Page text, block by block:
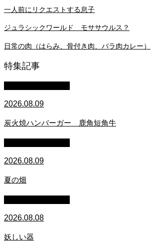
一人前にリクエストする息子
ジュラシックワールド モササウルス？
日常の肉（はらみ、骨付き肉、バラ肉カレー）
特集記事
2026.08.09
炭火焼ハンバーガー 鹿角短角牛
2026.08.09
夏の畑
2026.08.08
妖しい器